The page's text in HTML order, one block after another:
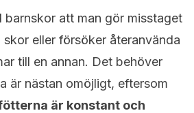
barnskor att man gör misstaget
eller försöker återanvända
till en annan. Det behöver
är nästan omöjligt, eftersom
är konstant och